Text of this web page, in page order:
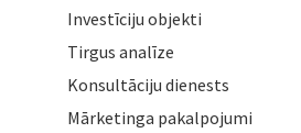
Investīciju objekti
Tirgus analīze
Konsultāciju dienests
Mārketinga pakalpojumi